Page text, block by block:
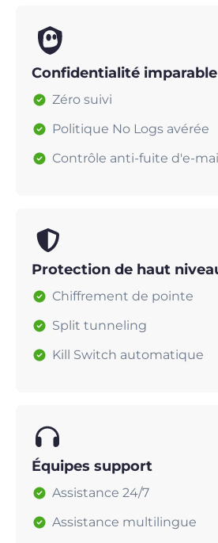
Confidentialité imparable
Zéro suivi
Politique No Logs avérée
Contrôle anti-fuite d'e-mail
Protection de haut
Chiffrement de pointe
Split tunneling
Kill Switch automatique
Équipes support
Assistance 24/7
Assistance multilingue